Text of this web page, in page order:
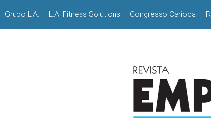
Grupo L.A. L.A. Fitness Solutions Congresso Carioca